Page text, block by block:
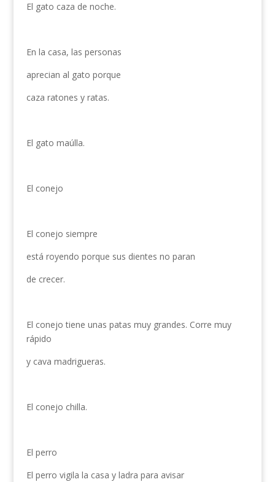
El gato caza de noche.
En la casa, las personas
aprecian al gato porque
caza ratones y ratas.
El gato maúlla.
El conejo
El conejo siempre
está royendo porque sus dientes no paran
de crecer.
El conejo tiene unas patas muy grandes. Corre muy
rápido
y cava madrigueras.
El conejo chilla.
El perro
El perro vigila la casa y ladra para avisar